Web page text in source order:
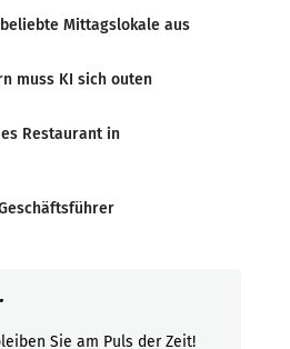
Mittagslokale aus
muss KI sich outen
Restaurant in
Sie am Puls der Zeit!